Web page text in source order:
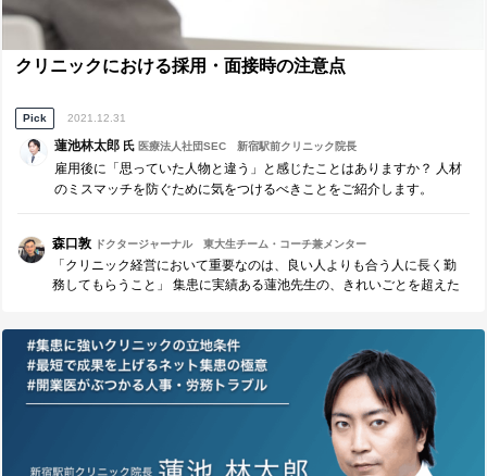
クリニックにおける採用・面接時の注意点
Pick 2021.12.31
蓮池林太郎 氏 医療法人社団SEC 新宿駅前クリニック院長
雇用後に「思っていた人物と違う」と感じたことはありますか？ 人材
のミスマッチを防ぐために気をつけるべきことをご紹介します。
森口敦 ドクタージャーナル 東大生チーム・コーチ兼メンター
「クリニック経営において重要なのは、良い人よりも合う人に長く勤
務してもらうこと」 集患に実績ある蓮池先生の、きれいごとを超えた